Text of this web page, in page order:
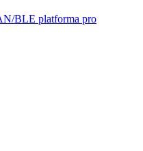
BLE platforma pro